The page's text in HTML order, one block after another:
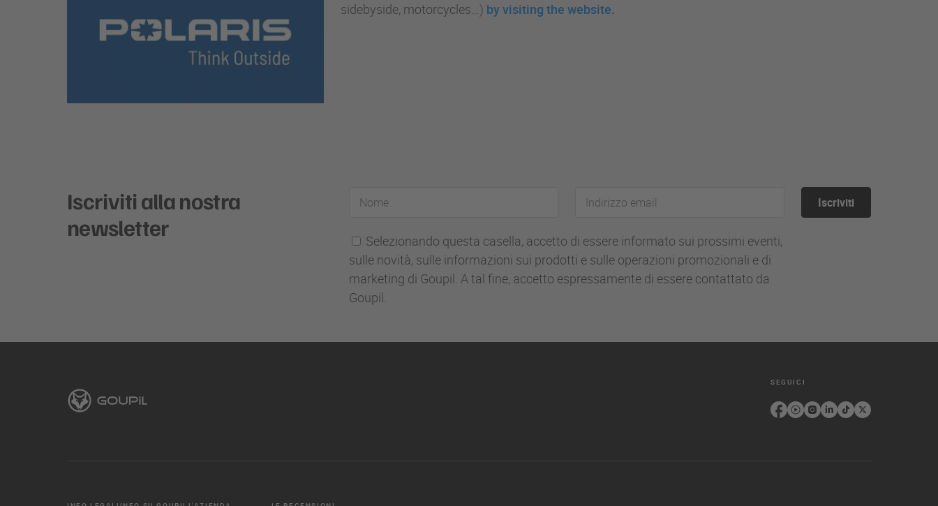
sidebyside, motorcycles…) by visiting the website.
Iscriviti alla nostra
newsletter
Nome
Indirizzo
Selezionando questa casella, accetto di essere informato sui prossimi eventi,
sulle novità, sulle informazioni sui prodotti e sulle operazioni promozionali e di
marketing di Goupil. A tal fine, accetto espressamente di essere contattato da
Goupil.
Iscriviti
SEGUICI